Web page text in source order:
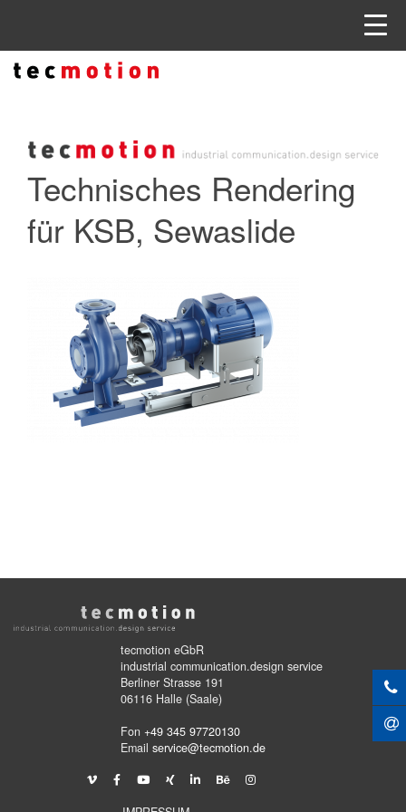
Technisches Rendering
für KSB, Sewaslide
tecmotion eGbR
industrial communication.design service
Berliner Strasse 191
06116 Halle (Saale)
Fon +49 345 97720130
Email service@tecmotion.de